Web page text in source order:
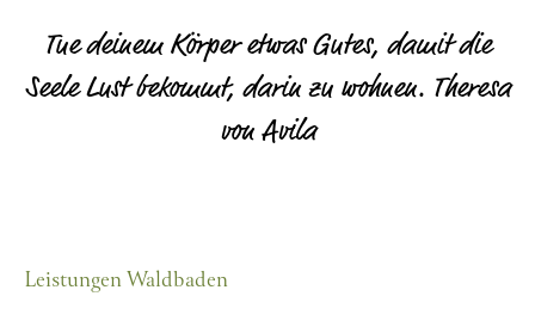
Tue deinem Körper etwas Gutes, damit die
Seele Lust bekommt, darin zu wohnen. Theresa
von Avila
Leistungen Waldbaden